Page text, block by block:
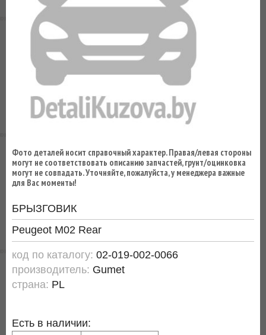
Фото деталей носит справочный характер. Правая/левая стороны
могут не соответствовать описанию запчастей, грунт/оцинковка
могут не совпадать. Уточняйте, пожалуйста, у менеджера важные
для Вас моменты!
БРЫЗГОВИК
Peugeot M02 Rear
код по каталогу: 02-019-002-0066
производитель: Gumet
страна: PL
Есть в наличии: